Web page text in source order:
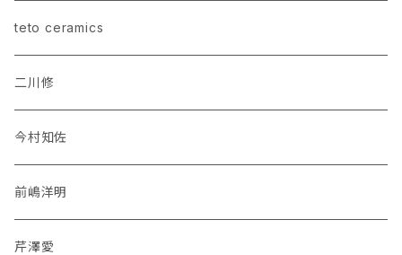
teto ceramics
二川修
今村知佐
前嶋洋明
芹澤愛